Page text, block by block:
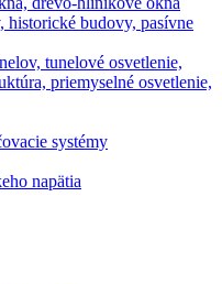
historické budovy, pasívne
tunelové osvetlenie,
priemyselné osvetlenie,
systémy
napätia